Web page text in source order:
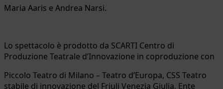
Maria Aaris e Andrea Narsi.
Lo spettacolo è prodotto da SCARTI Centro di
Produzione Teatrale d’Innovazione in coproduzione con
Piccolo Teatro di Milano – Teatro d’Europa, CSS Teatro
stabile di innovazione del Friuli Venezia Giulia, Ente